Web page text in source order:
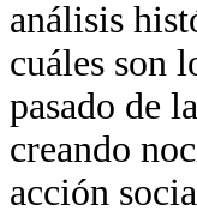
análisis
cuáles son
pasado de
creando
acción